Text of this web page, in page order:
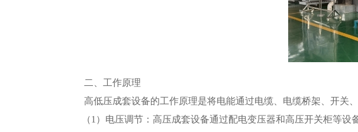
二、工作原理
高低压成套设备的工作原理是将电能通过电缆、电缆桥架、开关
（1）电压调节：高压成套设备通过配电变压器和高压开关柜等设